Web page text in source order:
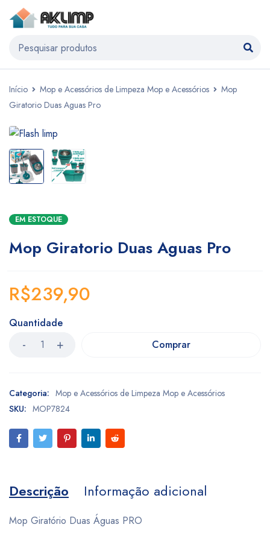
Início Mop e Acessórios de Limpeza Mop e Acessórios
Mop
Giratorio Duas Aguas Pro
EM ESTOQUE
Mop Giratorio Duas Aguas Pro
R$239,90
Quantidade
Comprar
Categoria: Mop e Acessórios de Limpeza Mop e Acessórios
SKU: MOP7824
Descrição Informação adicional
Mop Giratório Duas Águas PRO